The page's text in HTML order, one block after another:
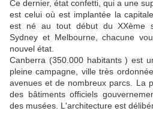
Ce dernier, état confetti, qui a une
est celui où est implantée la
est né au tout début du XXème
Sydney et Melbourne, chacune
nouvel état.
Canberra (350.000 habitants ) est
pleine campagne, ville très
avenues et de nombreux parcs. La
des bâtiments officiels
des musées. L'architecture est